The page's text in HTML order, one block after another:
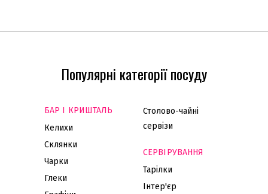
Популярні категорії посуду
БАР І КРИШТАЛЬ
Келихи
Склянки
Чарки
Глеки
Столово-чайні
сервізи
СЕРВІРУВАННЯ
Тарілки
Інтер'єр